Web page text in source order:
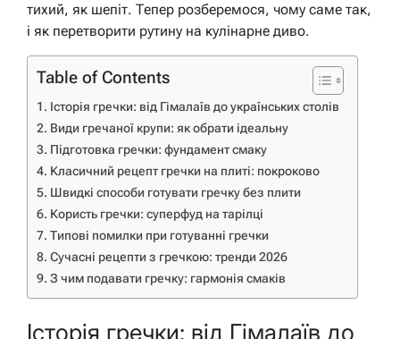
тихий, як шепіт. Тепер розберемося, чому саме так,
і як перетворити рутину на кулінарне диво.
Table of Contents
Історія гречки: від Гімалаїв до українських столів
Види гречаної крупи: як обрати ідеальну
Підготовка гречки: фундамент смаку
Класичний рецепт гречки на плиті: покроково
Швидкі способи готувати гречку без плити
Користь гречки: суперфуд на тарілці
Типові помилки при готуванні гречки
Сучасні рецепти з гречкою: тренди 2026
З чим подавати гречку: гармонія смаків
Історія гречки: від Гімалаїв до